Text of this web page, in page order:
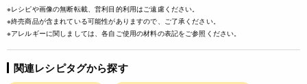
※レシピや画像の無断転載、営利目的利用はご遠慮ください。
※終売商品が含まれている可能性がありますので、ご了承ください。
※アレルギーに関しましては、各自ご使用の材料の表記をご参照ください。
関連レシピタグから探す